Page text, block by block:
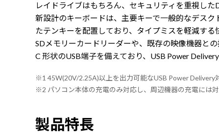
レイドライブはもちろん、セキュリティを重視し
新設計のキーボードは、主要キーで一般的なデス
たテンキーを配置しており、タイプミスを軽減す
SDメモリーカードリーダーや、既存の映像機器と
C 形状のUSB端子を備えており、USB Power
※1 45W(20V/2.25A)以上を出力可能なUSB Power Delivery
※2 パソコン本体の充電のみ対応し、周辺機器の充電には対
製品特長